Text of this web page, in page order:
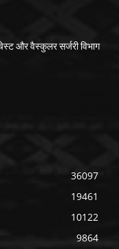
और वैस्कुलर सर्जरी विभाग
36097
19461
10122
9864